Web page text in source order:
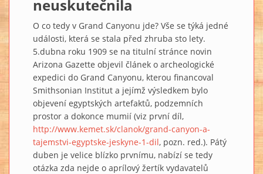
neuskutečnila
O co tedy v Grand Canyonu jde? Vše se týká jedné
události, která se stala před zhruba sto lety.
5.dubna roku 1909 se na titulní stránce novin
Arizona Gazette objevil článek o archeologické
expedici do Grand Canyonu, kterou financoval
Smithsonian Institut a jejímž výsledkem bylo
objevení egyptských artefaktů, podzemních
prostor a dokonce mumií (viz první díl,
http://www.kemet.sk/clanok/grand-canyon-a-
tajemstvi-egyptske-jeskyne-1-dil, pozn. red.). Pátý
duben je velice blízko prvnímu, nabízí se tedy
otázka zda nejde o aprílový žertík vydavatelů